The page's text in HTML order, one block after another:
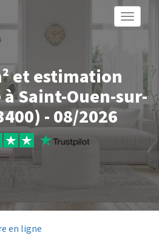
Toggle
et estimation
Saint-Ouen-sur-
- 08/2026
en ligne